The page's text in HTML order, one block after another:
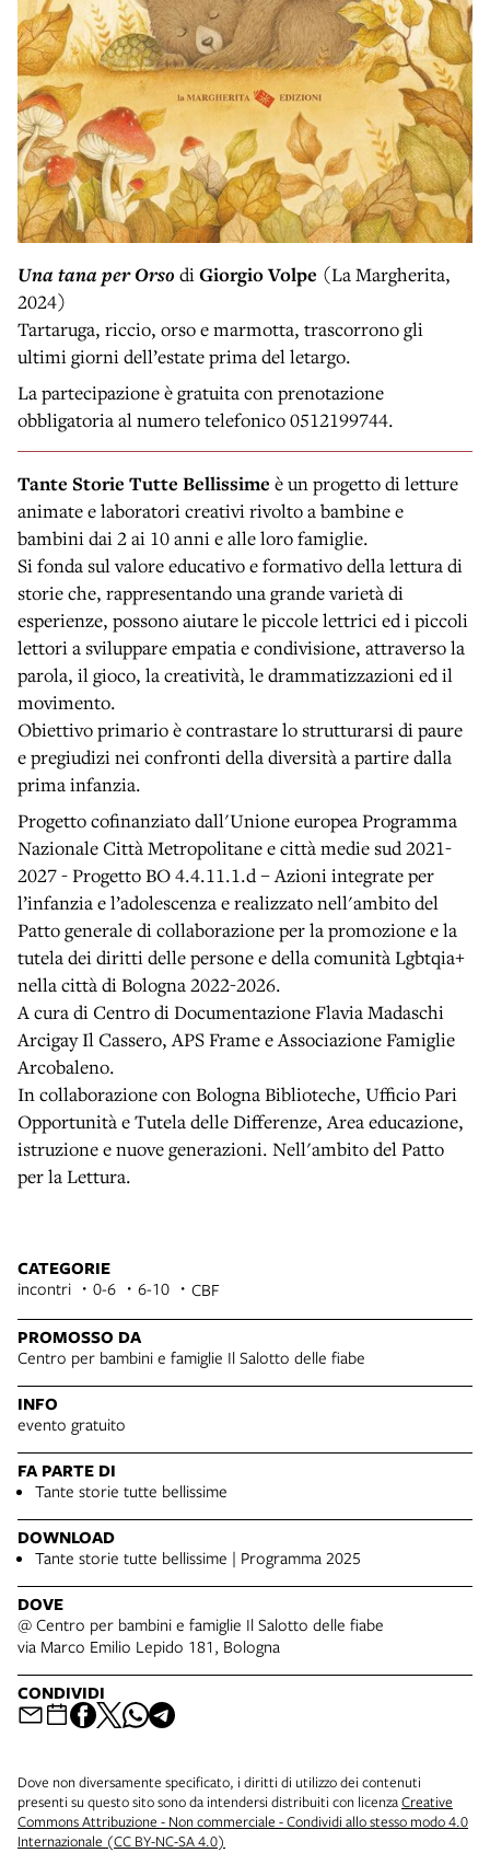
Una tana per Orso diGiorgio Volpe (La Margherita,
2024)
Tartaruga, riccio, orso e marmotta, trascorrono gli
ultimi giorni dell’estate prima del letargo.
La partecipazione è gratuita con prenotazione
obbligatoria al numero telefonico 0512199744.
Tante Storie Tutte Bellissime è un progetto di letture
animate e laboratori creativi rivolto a bambine e
bambini dai 2 ai 10 anni e alle loro famiglie.
Si fonda sul valore educativo e formativo della lettura di
storie che, rappresentando una grande varietà di
esperienze, possono aiutare le piccole lettrici ed i piccoli
lettori a sviluppare empatia e condivisione, attraverso la
parola, il gioco, la creatività, le drammatizzazioni ed il
movimento.
Obiettivo primario è contrastare lo strutturarsi di paure
e pregiudizi nei confronti della diversità a partire dalla
prima infanzia.
Progetto cofinanziato dall'Unione europea Programma
Nazionale Città Metropolitane e città medie sud 2021-
2027 - Progetto BO 4.4.11.1.d – Azioni integrate per
l’infanzia e l’adolescenza e realizzato nell'ambito del
Patto generale di collaborazione per la promozione e la
tutela dei diritti delle persone e della comunità Lgbtqia+
nella città di Bologna 2022-2026.
A cura di Centro di Documentazione Flavia Madaschi
Arcigay Il Cassero, APS Frame e Associazione Famiglie
Arcobaleno.
In collaborazione con Bologna Biblioteche, Ufficio Pari
Opportunità e Tutela delle Differenze, Area educazione,
istruzione e nuove generazioni. Nell'ambito del Patto
per la Lettura.
CATEGORIE
incontri 0-6 6-10 CBF
PROMOSSO DA
Centro per bambini e famiglie Il Salotto delle fiabe
INFO
evento gratuito
FA PARTE DI
Tante storie tutte bellissime
DOWNLOAD
Tante storie tutte bellissime | Programma 2025
DOVE
@ Centro per bambini e famiglie Il Salotto delle fiabe
via Marco Emilio Lepido 181, Bologna
CONDIVIDI
Dove non diversamente specificato, i diritti di utilizzo dei contenuti
presenti su questo sito sono da intendersi distribuiti con licenzaCreative
Commons Attribuzione - Non commerciale - Condividi allo stesso modo 4.0
Internazionale (CC BY-NC-SA 4.0)